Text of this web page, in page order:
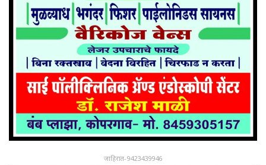
जाहिरात-9423439946